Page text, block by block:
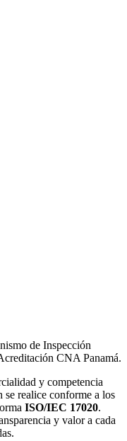
de Inspección
CNA Panamá.
y competencia
se realice conforme a los
ISO/IEC 17020.
y valor a cada